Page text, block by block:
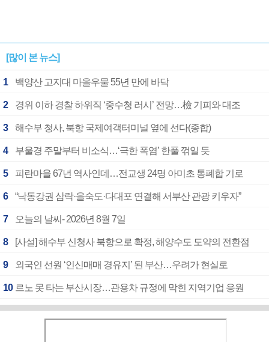
[많이 본 뉴스]
1 백양산 고지대 마을우물 55년 만에 바닥
2 경위 이하 경찰 하위직 ‘중수청 러시’ 전망…檢 기피와 대조
3 해수부 청사, 북항 국제여객터미널 옆에 선다(종합)
4 부울경 주말부터 비소식…‘극한 폭염’ 한풀 꺾일 듯
5 피란마을 67년 역사인데…전교생 24명 아미초 통폐합 기로
6 “낙동강권 삼락·을숙도·다대포 연결해 서부산 관광 키우자”
7 오늘의 날씨- 2026년 8월 7일
8 [사설] 해수부 신청사 북항으로 확정, 해양수도 도약의 전환점
9 외국인 선원 ‘인신매매 경유지’ 된 부산…우려가 현실로
10 르노 못 타는 부산시장…관용차 규정에 막힌 지역기업 응원